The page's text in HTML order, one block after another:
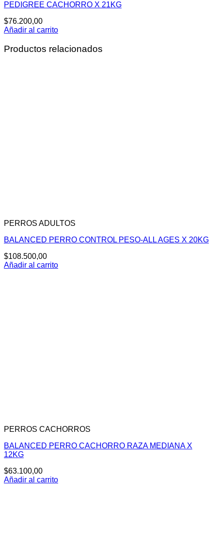
PEDIGREE CACHORRO X 21KG
$76.200,00
Añadir al carrito
Productos relacionados
PERROS ADULTOS
BALANCED PERRO CONTROL PESO-ALL AGES X 20KG
$108.500,00
Añadir al carrito
PERROS CACHORROS
BALANCED PERRO CACHORRO RAZA MEDIANA X
12KG
$63.100,00
Añadir al carrito